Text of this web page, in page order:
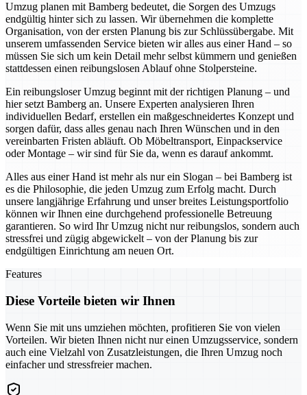
Umzug planen mit Bamberg bedeutet, die Sorgen des Umzugs
endgültig hinter sich zu lassen. Wir übernehmen die komplette
Organisation, von der ersten Planung bis zur Schlüssübergabe. Mit
unserem umfassenden Service bieten wir alles aus einer Hand – so
müssen Sie sich um kein Detail mehr selbst kümmern und genießen
stattdessen einen reibungslosen Ablauf ohne Stolpersteine.
Ein reibungsloser Umzug beginnt mit der richtigen Planung – und
hier setzt Bamberg an. Unsere Experten analysieren Ihren
individuellen Bedarf, erstellen ein maßgeschneidertes Konzept und
sorgen dafür, dass alles genau nach Ihren Wünschen und in den
vereinbarten Fristen abläuft. Ob Möbeltransport, Einpackservice
oder Montage – wir sind für Sie da, wenn es darauf ankommt.
Alles aus einer Hand ist mehr als nur ein Slogan – bei Bamberg ist
es die Philosophie, die jeden Umzug zum Erfolg macht. Durch
unsere langjährige Erfahrung und unser breites Leistungsportfolio
können wir Ihnen eine durchgehend professionelle Betreuung
garantieren. So wird Ihr Umzug nicht nur reibungslos, sondern auch
stressfrei und zügig abgewickelt – von der Planung bis zur
endgültigen Einrichtung am neuen Ort.
Features
Diese Vorteile bieten wir Ihnen
Wenn Sie mit uns umziehen möchten, profitieren Sie von vielen
Vorteilen. Wir bieten Ihnen nicht nur einen Umzugsservice, sondern
auch eine Vielzahl von Zusatzleistungen, die Ihren Umzug noch
einfacher und stressfreier machen.